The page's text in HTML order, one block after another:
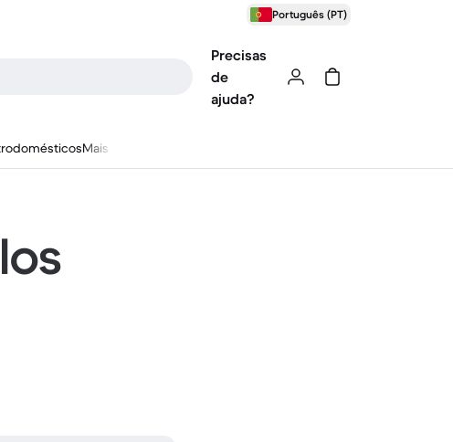
Português (PT)
Precisas
de
ajuda?
Mais